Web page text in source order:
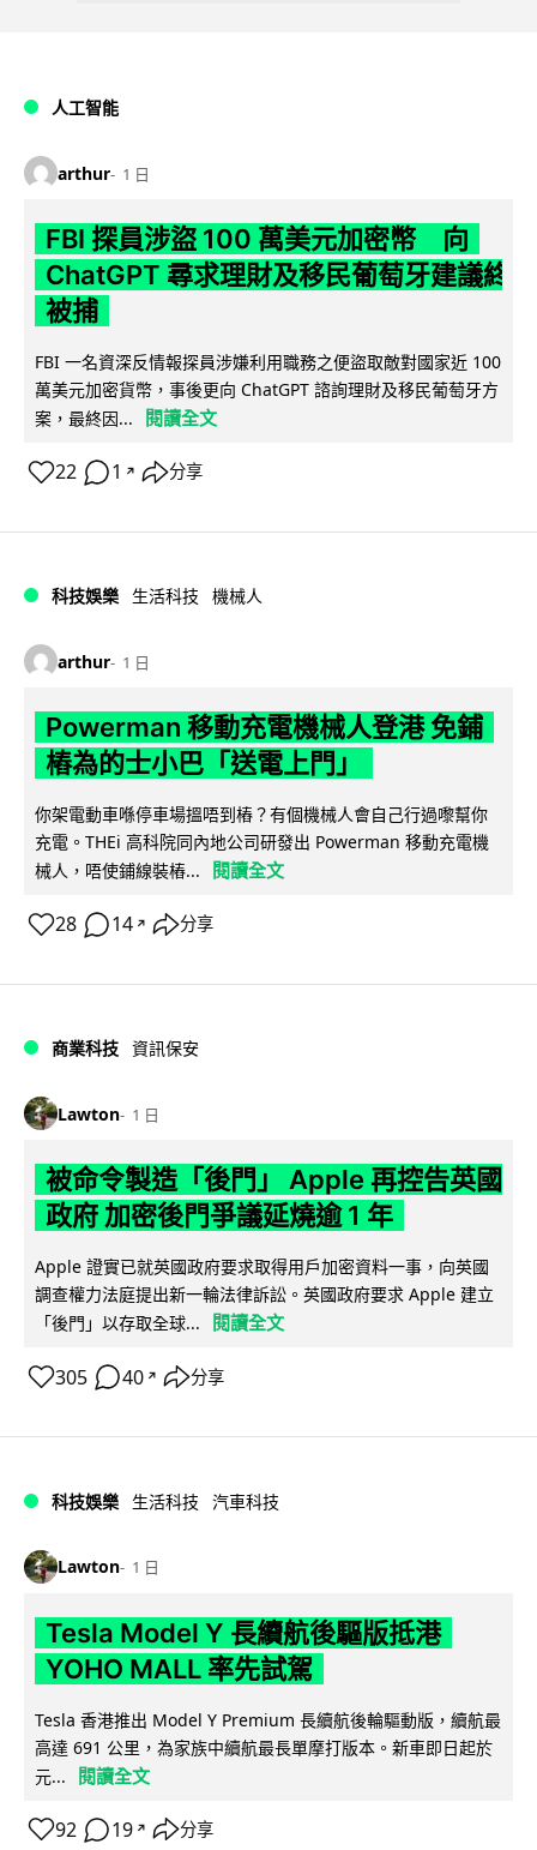
人工智能
arthur 1 日
FBI 探員涉盜 100 萬美元加密幣 向
ChatGPT 尋求理財及移民葡萄牙建議終
被捕
FBI 一名資深反情報探員涉嫌利用職務之便盜取敵對國家近 100
萬美元加密貨幣，事後更向 ChatGPT 諮詢理財及移民葡萄牙方
案，最終因...
閱讀全文
22 1 ↗ 分享
科技娛樂 生活科技 機械人
arthur 1 日
Powerman 移動充電機械人登港 免鋪
樁為的士小巴「送電上門」
你架電動車喺停車場搵唔到樁？有個機械人會自己行過嚟幫你
充電。THEi 高科院同內地公司研發出 Powerman 移動充電機
械人，唔使鋪線裝樁...
閱讀全文
28 14 ↗ 分享
商業科技 資訊保安
Lawton 1 日
被命令製造「後門」 Apple 再控告英國
政府 加密後門爭議延燒逾 1 年
Apple 證實已就英國政府要求取得用戶加密資料一事，向英國
調查權力法庭提出新一輪法律訴訟。英國政府要求 Apple 建立
「後門」以存取全球...
閱讀全文
305 40 ↗ 分享
科技娛樂 生活科技 汽車科技
Lawton 1 日
Tesla Model Y 長續航後驅版抵港
YOHO MALL 率先試駕
Tesla 香港推出 Model Y Premium 長續航後輪驅動版，續航最
高達 691 公里，為家族中續航最長單摩打版本。新車即日起於
元...
閱讀全文
92 19 ↗ 分享